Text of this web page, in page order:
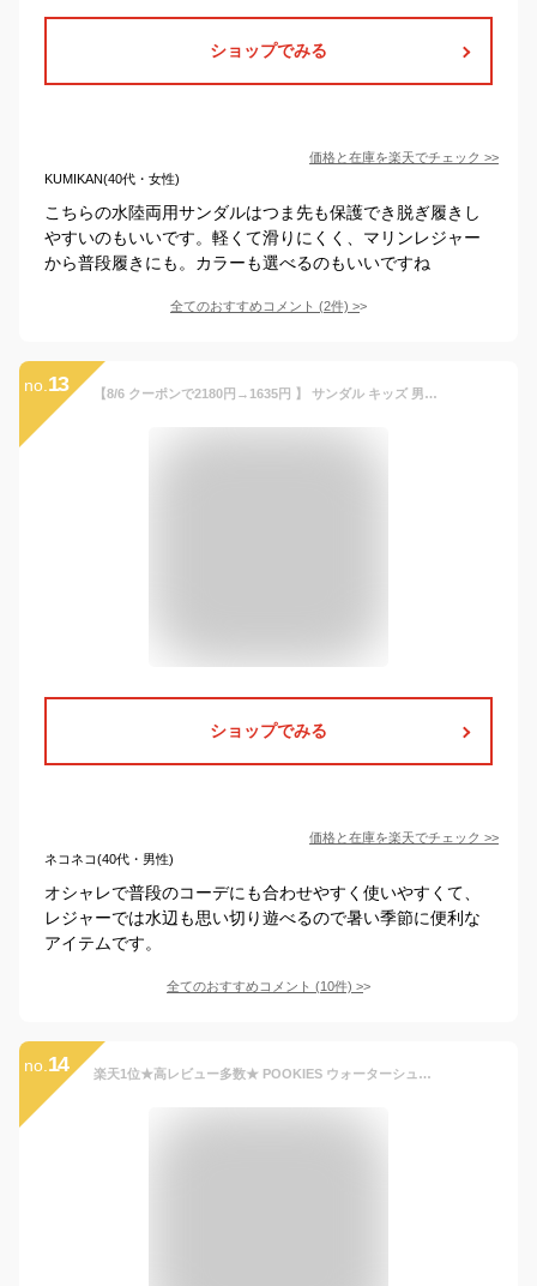
ショップでみる
価格と在庫を楽天でチェック >>
KUMIKAN(40代・女性)
こちらの水陸両用サンダルはつま先も保護でき脱ぎ履きし
やすいのもいいです。軽くて滑りにくく、マリンレジャー
から普段履きにも。カラーも選べるのもいいですね
全てのおすすめコメント (2件) >
no. 13 【8/6 クーポンで2180円→1635円 】 サンダル キッズ 男の子 ベビー プール 女の子 20.5cm 履きやすい 水遊び キッズサンダル 女子 スポーツ ベビーサンダル 水陸両用 つま先 あり つま先あり キッズサンダル女の子 キッズサンダル男の子 厚底 子供靴
ショップでみる
価格と在庫を楽天でチェック >>
ネコネコ(40代・男性)
オシャレで普段のコーデにも合わせやすく使いやすくて、
レジャーでは水辺も思い切り遊べるので暑い季節に便利な
アイテムです。
全てのおすすめコメント (10件) >
no. 14 楽天1位★高レビュー多数★ POOKIES ウォーターシューズ マリンシューズ キッズ 子供 水陸両用 サンダル 靴 滑りにくい こども ジュニア 海 川 岩場 釣り 水辺 レジャー 夏 アウトドア 水遊び プール ベビー マジックテープ 子供用 子ども 女の子 男の子 20 21 cm